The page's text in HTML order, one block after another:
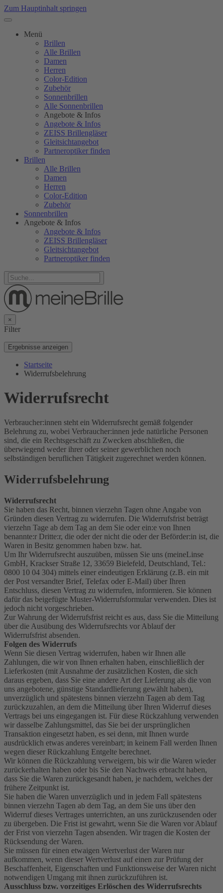
Zum Hauptinhalt springen
Menü
Brillen
Alle Brillen
Damen
Herren
Color-Edition
Zubehör
Sonnenbrillen
Alle Sonnenbrillen
Angebote & Infos
Angebote & Infos
ZEISS Brillengläser
Gleitsichtangebot
Partneroptiker finden
Brillen
Alle Brillen
Damen
Herren
Color-Edition
Zubehör
Sonnenbrillen
Angebote & Infos
Angebote & Infos
ZEISS Brillengläser
Gleitsichtangebot
Partneroptiker finden
×
Filter
Ergebnisse anzeigen
Startseite
Widerrufsbelehrung
Widerrufsrecht
Verbraucher:innen steht ein Widerrufsrecht gemäß folgender
Belehrung zu, wobei Verbraucher:innen jede natürliche Personen
sind, die ein Rechtsgeschäft zu Zwecken abschließen, die
überwiegend weder ihrer oder seiner gewerblichen noch
selbständigen beruflichen Tätigkeit zugerechnet werden können.
Widerrufsbelehrung
Widerrufsrecht
Sie haben das Recht, binnen vierzehn Tagen ohne Angabe von
Gründen diesen Vertrag zu widerrufen. Die Widerrufsfrist beträgt
vierzehn Tage ab dem Tag an dem Sie oder ein:e von Ihnen
benannte:r Dritte:r, die oder der nicht die oder der Beförder:in ist, die
Waren in Besitz genommen haben bzw. hat.
Um Ihr Widerrufsrecht auszuüben, müssen Sie uns (meineLinse
GmbH, Krackser Straße 12, 33659 Bielefeld, Deutschland, Tel.:
0800 10 04 304) mittels einer eindeutigen Erklärung (z.B. ein mit
der Post versandter Brief, Telefax oder E-Mail) über Ihren
Entschluss, diesen Vertrag zu widerrufen, informieren. Sie können
dafür das beigefügte Muster-Widerrufsformular verwenden. Dies ist
jedoch nicht vorgeschrieben.
Zur Wahrung der Widerrufsfrist reicht es aus, dass Sie die Mitteilung
über die Ausübung des Widerrufsrechts vor Ablauf der
Widerrufsfrist absenden.
Folgen des Widerrufs
Wenn Sie diesen Vertrag widerrufen, haben wir Ihnen alle
Zahlungen, die wir von Ihnen erhalten haben, einschließlich der
Lieferkosten (mit Ausnahme der zusätzlichen Kosten, die sich
daraus ergeben, dass Sie eine andere Art der Lieferung als die von
uns angebotene, günstige Standardlieferung gewählt haben),
unverzüglich und spätestens binnen vierzehn Tagen ab dem Tag
zurückzuzahlen, an dem die Mitteilung über Ihren Widerruf dieses
Vertrags bei uns eingegangen ist. Für diese Rückzahlung verwenden
wir dasselbe Zahlungsmittel, das Sie bei der ursprünglichen
Transaktion eingesetzt haben, es sei denn, mit Ihnen wurde
ausdrücklich etwas anderes vereinbart; in keinem Fall werden Ihnen
wegen dieser Rückzahlung Entgelte berechnet.
Wir können die Rückzahlung verweigern, bis wir die Waren wieder
zurückerhalten haben oder bis Sie den Nachweis erbracht haben,
dass Sie die Waren zurückgesandt haben, je nachdem, welches der
frühere Zeitpunkt ist.
Sie haben die Waren unverzüglich und in jedem Fall spätestens
binnen vierzehn Tagen ab dem Tag, an dem Sie uns über den
Widerruf dieses Vertrages unterrichten, an uns zurückzusenden oder
zu übergeben. Die Frist ist gewahrt, wenn Sie die Waren vor Ablauf
der Frist von vierzehn Tagen absenden. Wir tragen die Kosten der
Rücksendung der Waren.
Sie müssen für einen etwaigen Wertverlust der Waren nur
aufkommen, wenn dieser Wertverlust auf einen zur Prüfung der
Beschaffenheit, Eigenschaften und Funktionsweise der Waren nicht
notwendigen Umgang mit ihnen zurückzuführen ist.
Ausschluss bzw. vorzeitiges Erlöschen des Widerrufsrechts